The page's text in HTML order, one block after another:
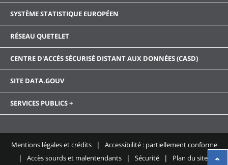
SYSTÈME STATISTIQUE EUROPÉEN
RÉSEAU QUETELET
CENTRE D'ACCÈS SÉCURISÉ DISTANT AUX DONNÉES (CASD)
SITE DATA.GOUV
SERVICES PUBLICS +
Mentions légales et crédits
Accessibilité : partiellement conforme
Accès sourds et malentendants
Sécurité Plan du site